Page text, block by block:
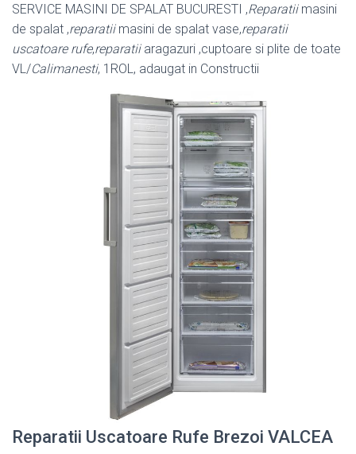
SERVICE MASINI DE SPALAT BUCURESTI ,Reparatiimasini
de spalat ,reparatiimasini de spalat vase,reparatii
uscatoare rufe,reparatiiaragazuri ,cuptoare si plite de toate
VL/Calimanesti, 1ROL, adaugat in Constructii
Reparatii Uscatoare Rufe Brezoi VALCEA